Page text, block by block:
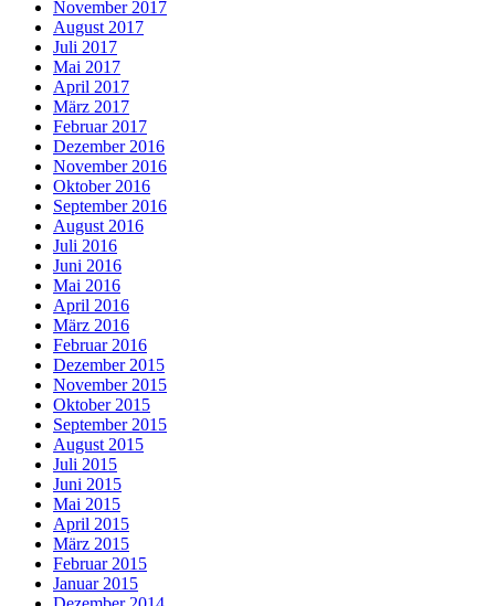
November 2017
August 2017
Juli 2017
Mai 2017
April 2017
März 2017
Februar 2017
Dezember 2016
November 2016
Oktober 2016
September 2016
August 2016
Juli 2016
Juni 2016
Mai 2016
April 2016
März 2016
Februar 2016
Dezember 2015
November 2015
Oktober 2015
September 2015
August 2015
Juli 2015
Juni 2015
Mai 2015
April 2015
März 2015
Februar 2015
Januar 2015